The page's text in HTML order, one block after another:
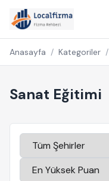
Anasayfa / Kategoriler /
Sanat Eğitimi